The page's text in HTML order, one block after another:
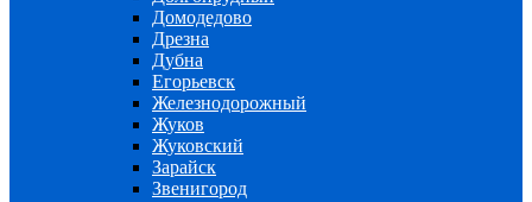
Домодедово
Дрезна
Дубна
Егорьевск
Железнодорожный
Жуков
Жуковский
Зарайск
Звенигород